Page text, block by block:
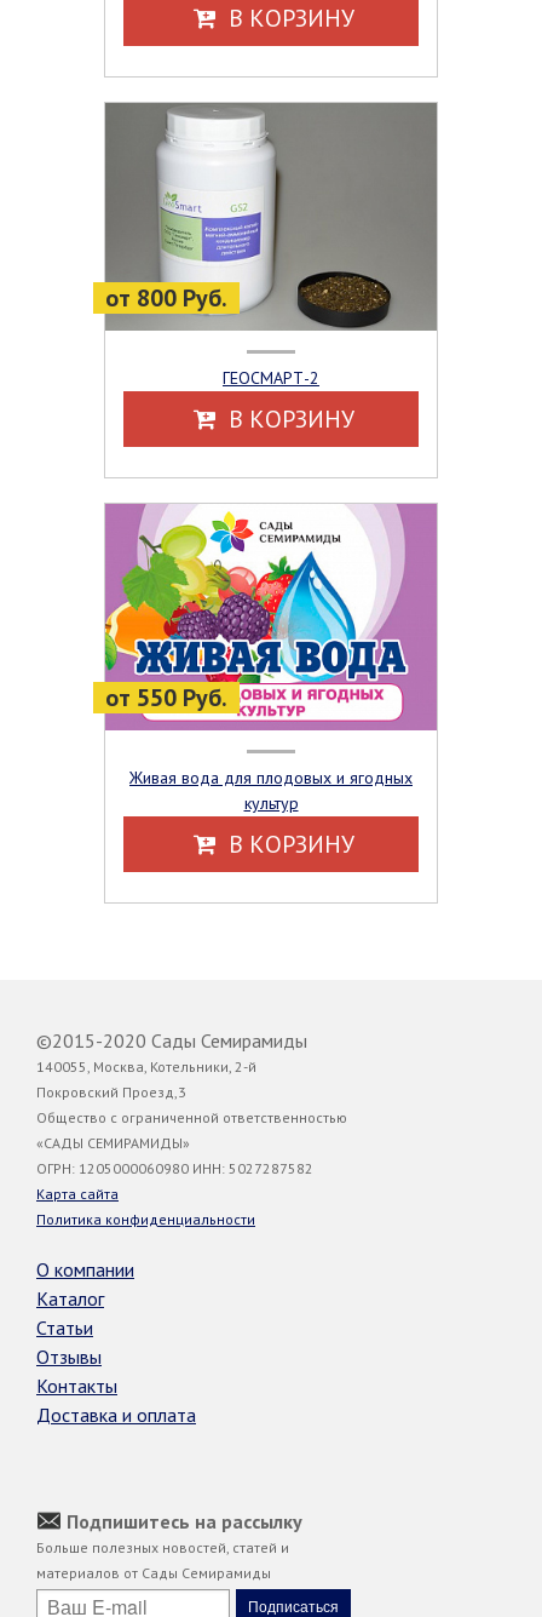
В КОРЗИНУ
от 800 Руб.
ГЕОСМАРТ-2
В КОРЗИНУ
от 550 Руб.
Живая вода для плодовых и ягодных
культур
В КОРЗИНУ
©2015-2020 Сады Семирамиды
140055, Москва, Котельники, 2-й
Покровский Проезд,3
Общество с ограниченной ответственностью
«САДЫ СЕМИРАМИДЫ»
ОГРН: 1205000060980 ИНН: 5027287582
Карта сайта
Политика конфиденциальности
О компании
Каталог
Статьи
Отзывы
Контакты
Доставка и оплата
Подпишитесь на рассылку
Больше полезных новостей, статей и
материалов от Сады Семирамиды